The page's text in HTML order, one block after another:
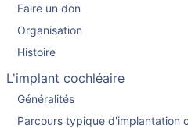
Faire un don
Organisation
Histoire
L'implant cochléaire
Généralités
Parcours typique d'implantation